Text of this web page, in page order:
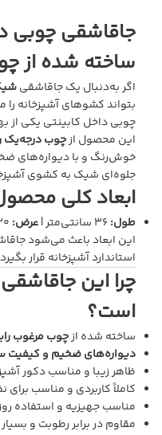
جاقاشقی چوبی
ساخته شده از
اگر به‌دنبال یک جاقاشقی
بتواند کشوهای آشپزخانه
چوبی داخل کابینتی یکی از
این محصول ازچوب درجه‌یک
خوش‌رنگ و با دیواره‌های
جلوه‌ای شیک به کشوی
ابعاد کلی
طول: عرض:
این ابعاد باعث می‌شود
استاندارد آشپزخانه قرار
چرا این
است؟
ساخته شده ازچوب مرغوب
دیواره‌های ضخیم و کیفیت
ظاهر زیبا و مناسب دکور
کاملاً کاربردی و مناسب
مناسب جهیزیه و استفاده
مقاوم در برابر رطوبت و